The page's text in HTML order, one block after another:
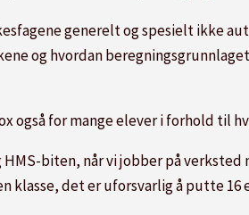
generelt og spesielt ikke
og hvordan
også for mange elever i forhold til
biten, når vi jobber på
klasse, det er uforsvarlig å putte 16